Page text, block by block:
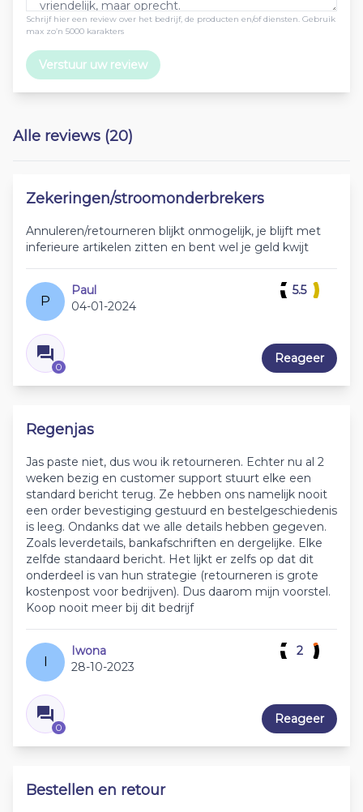
Schrijf hier een review over het bedrijf, de producten en/of diensten. Gebruik
max zo’n 5000 karakters
Verstuur uw review
Alle reviews (20)
Zekeringen/stroomonderbrekers
Annuleren/retourneren blijkt onmogelijk, je blijft met
inferieure artikelen zitten en bent wel je geld kwijt
P
Paul
04-01-2024
0
5.5
Reageer
Regenjas
Jas paste niet, dus wou ik retourneren. Echter nu al 2
weken bezig en customer support stuurt elke een
standard bericht terug. Ze hebben ons namelijk nooit
een order bevestiging gestuurd en bestelgeschiedenis
is leeg. Ondanks dat we alle details hebben gegeven.
Zoals leverdetails, bankafschriften en dergelijke. Elke
zelfde standaard bericht. Het lijkt er zelfs op dat dit
onderdeel is van hun strategie (retourneren is grote
kostenpost voor bedrijven). Dus daarom mijn voorstel.
Koop nooit meer bij dit bedrijf
Iwona
28-10-2023
0
2
Reageer
Bestellen en retour